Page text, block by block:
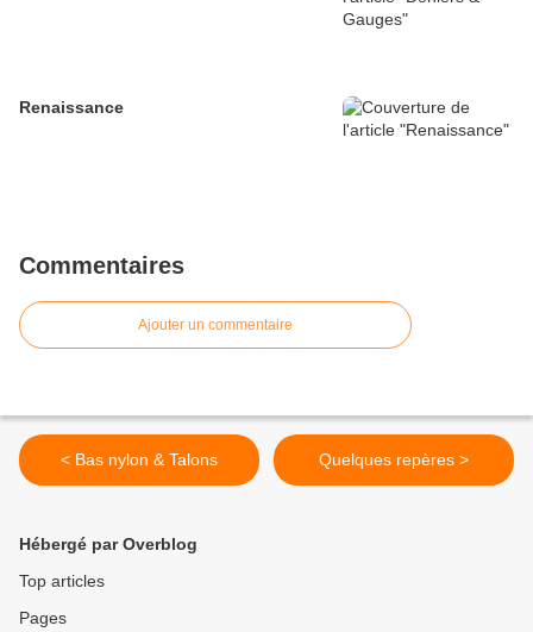
Renaissance
Commentaires
Ajouter un commentaire
< Bas nylon & Talons Quelques repères >
Hébergé par Overblog
Top articles
Pages